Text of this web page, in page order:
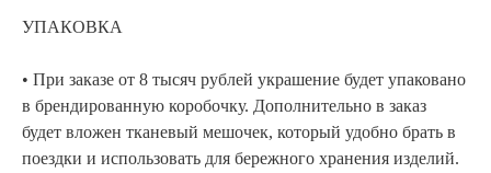
УПАКОВКА
• При заказе от 8 тысяч рублей украшение будет упаковано
в брендированную коробочку. Дополнительно в заказ
будет вложен тканевый мешочек, который удобно брать в
поездки и использовать для бережного хранения изделий.